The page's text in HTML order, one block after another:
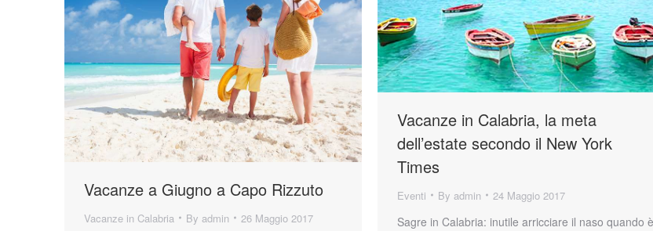
Vacanze a Giugno a Capo Rizzuto
Vacanze in Calabria By admin 26 Maggio 2017
Vacanze in Calabria, la meta
dell’estate secondo il New York
Times
Eventi By admin 24 Maggio 2017
Sagre in Calabria: inutile arricciare il naso quando è